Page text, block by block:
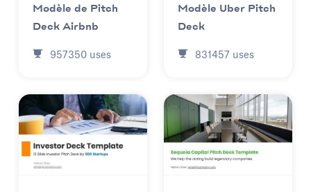
Modèle de Pitch
Deck Airbnb
957350 uses
Modèle Uber Pitch
Deck
831457 uses